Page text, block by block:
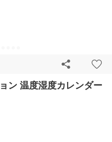
ン 温度湿度カレンダー